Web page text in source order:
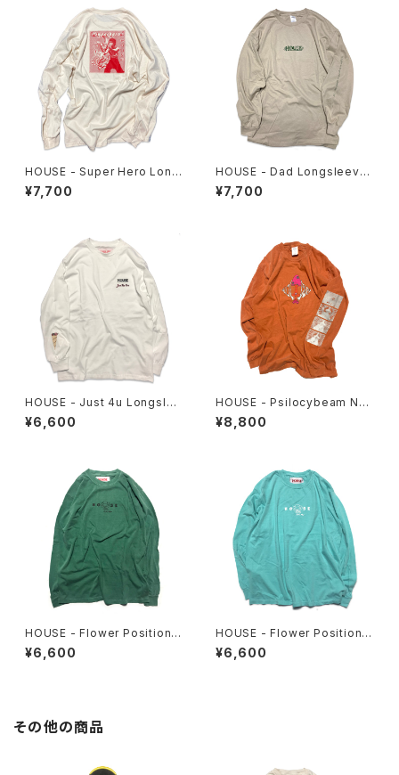
HOUSE - Super Hero Long
sleeve Tee
¥7,700
HOUSE - Dad Longsleeve
Tee
¥7,700
HOUSE - Just 4u Longslee
ve Tee
¥6,600
HOUSE - Psilocybeam Ner
u-Neru Longsleeve Tee
¥8,800
HOUSE - Flower Position L
ongsleeve. Green
¥6,600
HOUSE - Flower Position L
ongsleeve. Mint
¥6,600
その他の商品